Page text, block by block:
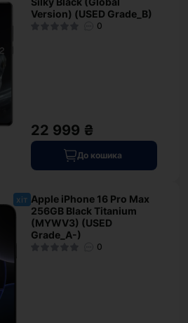
Version) (USED Grade_B)
0
22 999 ₴
До кошика
хіт Apple iPhone 16 Pro Max
256GB Black Titanium
(MYWV3) (USED
Grade_A-)
0